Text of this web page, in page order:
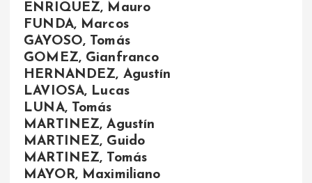
ENRIQUEZ, Mauro
FUNDA, Marcos
GAYOSO, Tomás
GOMEZ, Gianfranco
HERNANDEZ, Agustín
LAVIOSA, Lucas
LUNA, Tomás
MARTINEZ, Agustín
MARTINEZ, Guido
MARTINEZ, Tomás
MAYOR, Maximiliano